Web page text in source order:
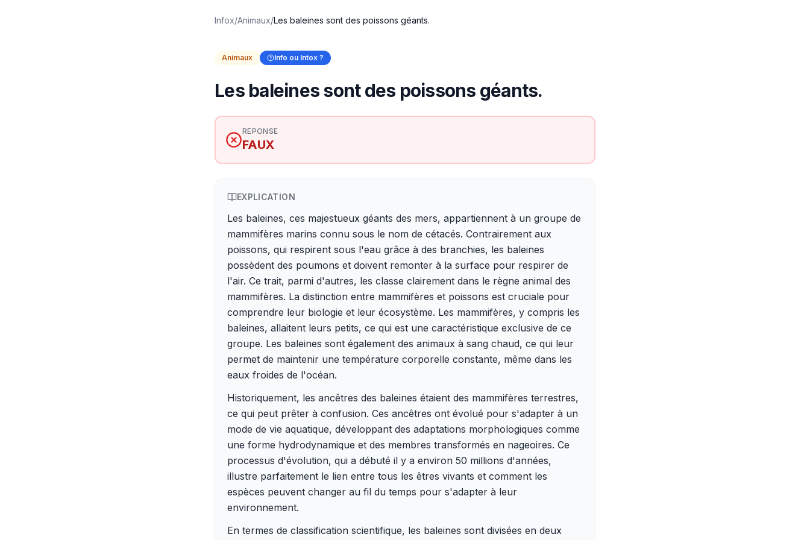
Infox/Animaux/Les baleines sont des poissons géants.
Animaux Info ou Intox ?
Les baleines sont des poissons géants.
REPONSE
FAUX
EXPLICATION
Les baleines, ces majestueux géants des mers, appartiennent à un groupe de
mammifères marins connu sous le nom de cétacés. Contrairement aux
poissons, qui respirent sous l'eau grâce à des branchies, les baleines
possèdent des poumons et doivent remonter à la surface pour respirer de
l'air. Ce trait, parmi d'autres, les classe clairement dans le règne animal des
mammifères. La distinction entre mammifères et poissons est cruciale pour
comprendre leur biologie et leur écosystème. Les mammifères, y compris les
baleines, allaitent leurs petits, ce qui est une caractéristique exclusive de ce
groupe. Les baleines sont également des animaux à sang chaud, ce qui leur
permet de maintenir une température corporelle constante, même dans les
eaux froides de l'océan.
Historiquement, les ancêtres des baleines étaient des mammifères terrestres,
ce qui peut prêter à confusion. Ces ancêtres ont évolué pour s'adapter à un
mode de vie aquatique, développant des adaptations morphologiques comme
une forme hydrodynamique et des membres transformés en nageoires. Ce
processus d'évolution, qui a débuté il y a environ 50 millions d'années,
illustre parfaitement le lien entre tous les êtres vivants et comment les
espèces peuvent changer au fil du temps pour s'adapter à leur
environnement.
En termes de classification scientifique, les baleines sont divisées en deux